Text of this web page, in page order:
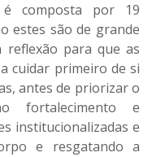
composta por 19
estes são de grande
reflexão para que as
cuidar primeiro de si
antes de priorizar o
fortalecimento e
institucionalizadas e
e resgatando a